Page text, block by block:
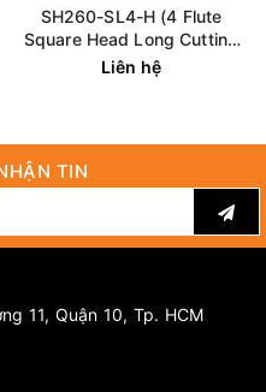
SH260-SL4-H (4 Flute
Square Head Long Cutting
Edge Coated Endmills)
Liên hệ
TIN
11, Quận 10, Tp. HCM